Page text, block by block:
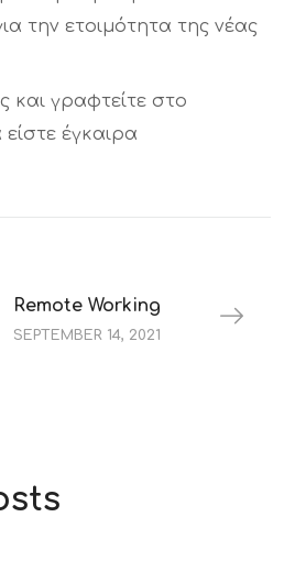
την ετοιμότητα της νέας
και γραφτείτε στο
έγκαιρα
Remote Working
SEPTEMBER 14, 2021